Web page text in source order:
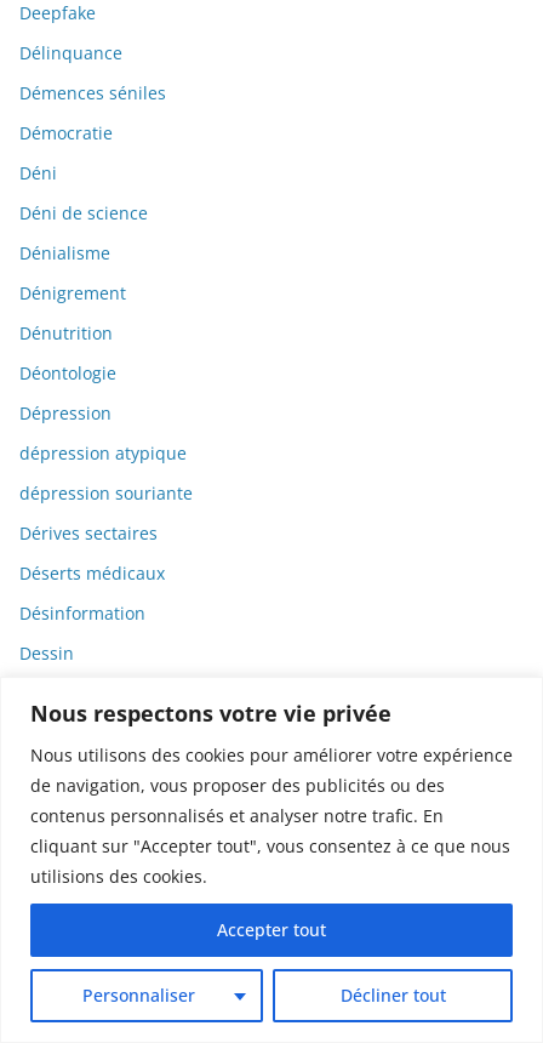
Nous respectons votre vie privée
Nous utilisons des cookies pour améliorer votre expérience
de navigation, vous proposer des publicités ou des
contenus personnalisés et analyser notre trafic. En
cliquant sur "Accepter tout", vous consentez à ce que nous
utilisions des cookies.
Personnaliser Décliner tout
Accepter tout
Deepfake
Délinquance
Démences séniles
Démocratie
Déni
Déni de science
Dénialisme
Dénigrement
Dénutrition
Déontologie
Dépression
dépression atypique
dépression souriante
Dérives sectaires
Déserts médicaux
Désinformation
Dessin
Déterminisme
Detox
Dette
Dette immunitaire
Diabète